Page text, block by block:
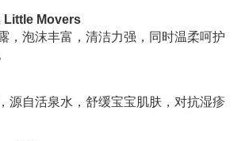
Little Movers
，泡沫丰富，清洁力强，同时温柔呵护
源自活泉水，舒缓宝宝肌肤，对抗湿疹